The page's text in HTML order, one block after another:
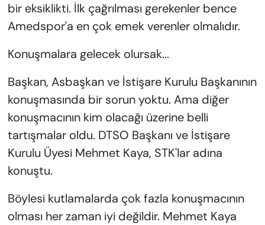
bir eksiklikti. İlk çağrılması gerekenler bence
Amedspor'a en çok emek verenler olmalıdır.
Konuşmalara gelecek olursak...
Başkan, Asbaşkan ve İstişare Kurulu Başkanının
konuşmasında bir sorun yoktu. Ama diğer
konuşmacının kim olacağı üzerine belli
tartışmalar oldu. DTSO Başkanı ve İstişare
Kurulu Üyesi Mehmet Kaya, STK'lar adına
konuştu.
Böylesi kutlamalarda çok fazla konuşmacının
olması her zaman iyi değildir. Mehmet Kaya